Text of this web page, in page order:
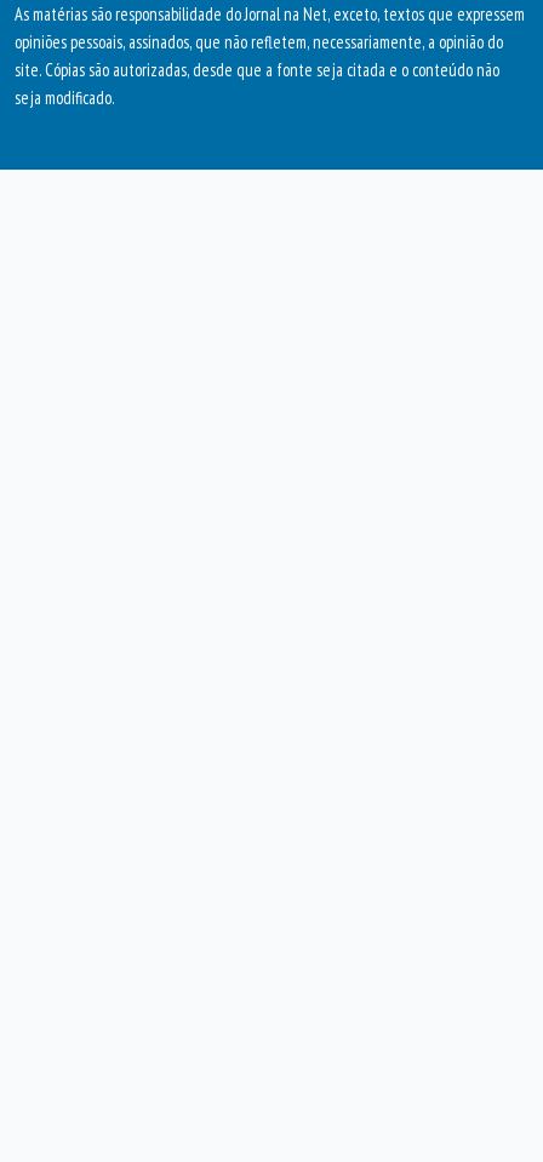
As matérias são responsabilidade do Jornal na Net, exceto, textos que expressem
opiniões pessoais, assinados, que não refletem, necessariamente, a opinião do
site. Cópias são autorizadas, desde que a fonte seja citada e o conteúdo não
seja modificado.